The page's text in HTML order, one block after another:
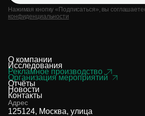
Нажимая кнопку «Подписаться», вы
конфиденциальности
О компании
Исследования
Рекламное производство
Организация мероприятий
Отчёты
Новости
Контакты
Адрес
125124, Москва, улица